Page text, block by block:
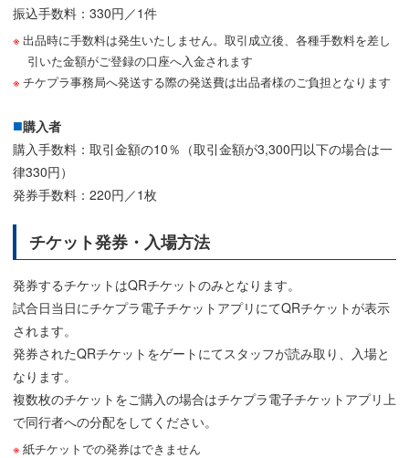
振込手数料：330円／1件
出品時に手数料は発生いたしません。取引成立後、各種手数料を差し
引いた金額がご登録の口座へ入金されます
チケプラ事務局へ発送する際の発送費は出品者様のご負担となります
購入者
購入手数料：取引金額の10％（取引金額が3,300円以下の場合は一
律330円）
発券手数料：220円／1枚
チケット発券・入場方法
発券するチケットはQRチケットのみとなります。
試合日当日にチケプラ電子チケットアプリにてQRチケットが表示
されます。
発券されたQRチケットをゲートにてスタッフが読み取り、入場と
なります。
複数枚のチケットをご購入の場合はチケプラ電子チケットアプリ上
で同行者への分配をしてください。
紙チケットでの発券はできません